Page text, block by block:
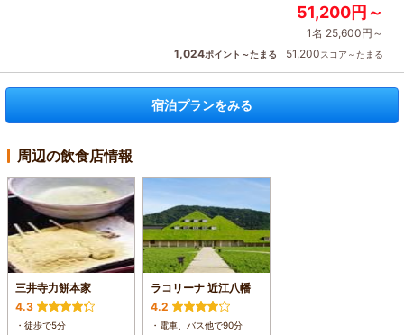
51,200円～
1名 25,600円～
1,024ポイント～たまる 51,200スコア～たまる
宿泊プランをみる
周辺の飲食店情報
三井寺力餅本家
4.3
・徒歩で5分
ラコリーナ 近江八幡
4.2
・電車、バス他で90分